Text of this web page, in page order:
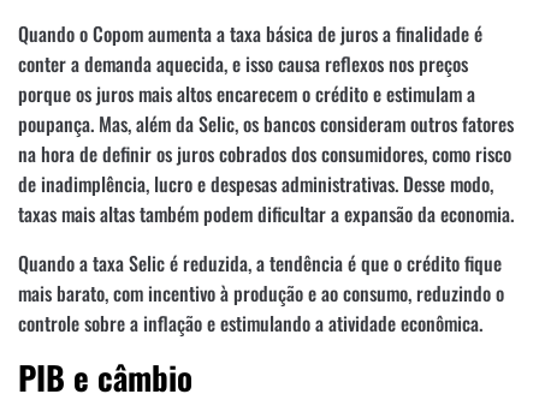
Quando o Copom aumenta a taxa básica de juros a finalidade é
conter a demanda aquecida, e isso causa reflexos nos preços
porque os juros mais altos encarecem o crédito e estimulam a
poupança. Mas, além da Selic, os bancos consideram outros fatores
na hora de definir os juros cobrados dos consumidores, como risco
de inadimplência, lucro e despesas administrativas. Desse modo,
taxas mais altas também podem dificultar a expansão da economia.
Quando a taxa Selic é reduzida, a tendência é que o crédito fique
mais barato, com incentivo à produção e ao consumo, reduzindo o
controle sobre a inflação e estimulando a atividade econômica.
PIB e câmbio